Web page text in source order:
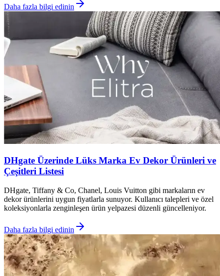
Daha fazla bilgi edinin
DHgate Üzerinde Lüks Marka Ev Dekor Ürünleri ve
Çeşitleri Listesi
DHgate, Tiffany & Co, Chanel, Louis Vuitton gibi markaların ev
dekor ürünlerini uygun fiyatlarla sunuyor. Kullanıcı talepleri ve özel
koleksiyonlarla zenginleşen ürün yelpazesi düzenli güncelleniyor.
Daha fazla bilgi edinin